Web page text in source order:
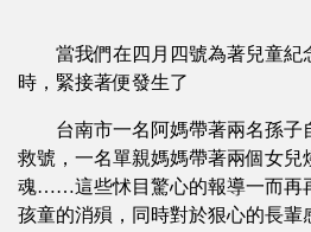
當我們在四月四號為著兒童紀
時，緊接著便發生了
台南市一名阿媽帶著兩名孫子
救號，一名單親媽媽帶著兩個女兒
魂……這些怵目驚心的報導一而再
孩童的消殞，同時對於狠心的長輩